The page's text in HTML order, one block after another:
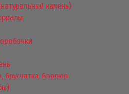
камень)
брусчатка, бордюр